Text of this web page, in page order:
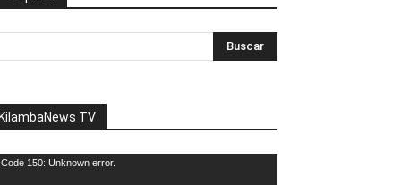
TV
Code 150: Unknown error.